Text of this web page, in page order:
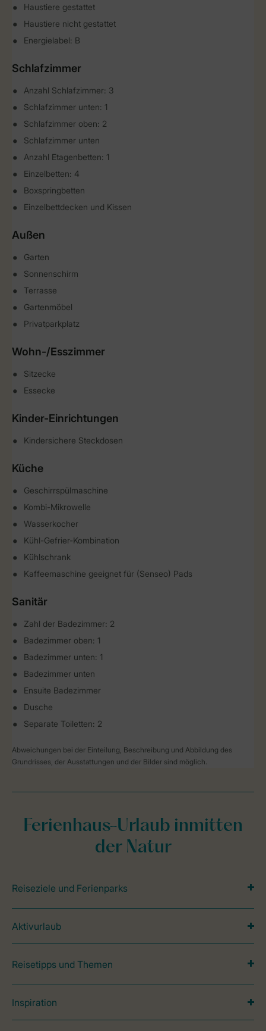
Haustiere gestattet
Haustiere nicht gestattet
Energielabel: B
Schlafzimmer
Anzahl Schlafzimmer: 3
Schlafzimmer unten: 1
Schlafzimmer oben: 2
Schlafzimmer unten
Anzahl Etagenbetten: 1
Einzelbetten: 4
Boxspringbetten
Einzelbettdecken und Kissen
Außen
Garten
Sonnenschirm
Terrasse
Gartenmöbel
Privatparkplatz
Wohn-/Esszimmer
Sitzecke
Essecke
Kinder-Einrichtungen
Kindersichere Steckdosen
Küche
Geschirrspülmaschine
Kombi-Mikrowelle
Wasserkocher
Kühl-Gefrier-Kombination
Kühlschrank
Kaffeemaschine geeignet für (Senseo) Pads
Sanitär
Zahl der Badezimmer: 2
Badezimmer oben: 1
Badezimmer unten: 1
Badezimmer unten
Ensuite Badezimmer
Dusche
Separate Toiletten: 2
Abweichungen bei der Einteilung, Beschreibung und Abbildung des
Grundrisses, der Ausstattungen und der Bilder sind möglich.
Ferienhaus-Urlaub inmitten
der Natur
Reiseziele und Ferienparks
Aktivurlaub
Reisetipps und Themen
Inspiration